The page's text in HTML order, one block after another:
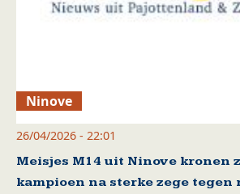
Ninove
26/04/2026 - 22:01
Meisjes M14 uit Ninove kronen
kampioen na sterke zege tegen